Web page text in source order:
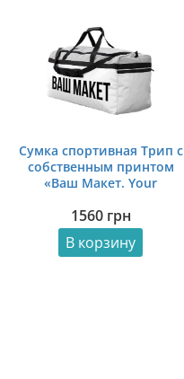
Сумка спортивная Трип с
собственным принтом
«Ваш Макет. Your
1560 грн
В корзину